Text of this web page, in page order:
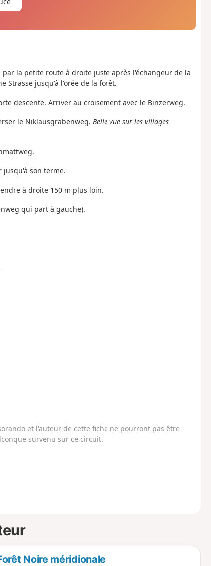
la petite route à droite juste après l'échangeur de la
Strasse jusqu'à l'orée de la forêt.
descente. Arriver au croisement avec le Binzerweg.
le Niklausgrabenweg. Belle vue sur les villages
jusqu'à son terme.
à droite 150 m plus loin.
qui part à gauche).
et l'auteur de cette fiche ne pourront pas être
survenu sur ce circuit.
Noire méridionale